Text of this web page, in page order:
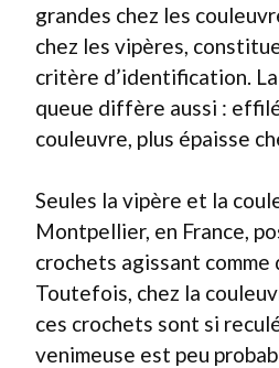
grandes chez les
chez les vipères,
critère d’identification.
queue diffère aussi :
couleuvre, plus épaisse
Seules la vipère et la
Montpellier, en France,
crochets agissant comme
Toutefois, chez la
ces crochets sont si
venimeuse est peu